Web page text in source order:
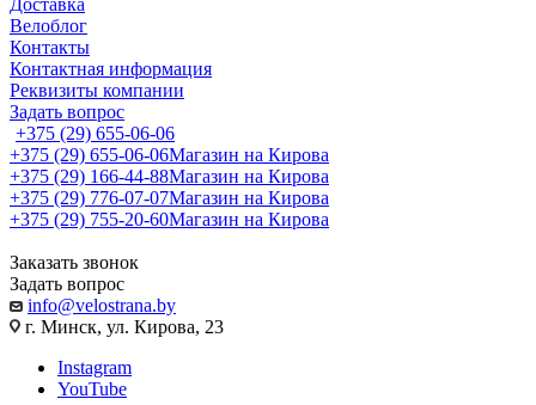
Доставка
Велоблог
Контакты
Контактная информация
Реквизиты компании
Задать вопрос
+375 (29) 655-06-06
+375 (29) 655-06-06Магазин на Кирова
+375 (29) 166-44-88Магазин на Кирова
+375 (29) 776-07-07Магазин на Кирова
+375 (29) 755-20-60Магазин на Кирова
Заказать звонок
Задать вопрос
info@velostrana.by
г. Минск, ул. Кирова, 23
Instagram
YouTube